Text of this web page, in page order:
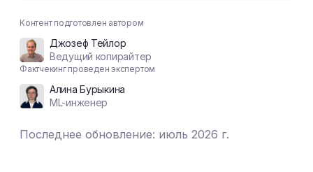
Контент подготовлен автором
Джозеф Тейлор
Ведущий копирайтер
Фактчекинг проведен экспертом
Алина Бурыкина
ML-инженер
Последнее обновление: июль 2026 г.